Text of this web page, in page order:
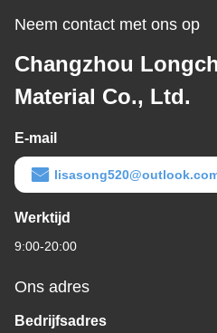
Neem contact met ons op
Changzhou
Material Co., Ltd.
E-mail
Werktijd
9:00-20:00
Ons adres
Bedrijfsadres